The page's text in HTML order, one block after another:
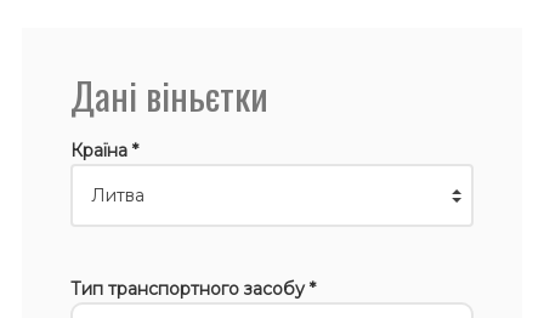
Дані віньєтки
Країна *
Тип транспортного засобу *